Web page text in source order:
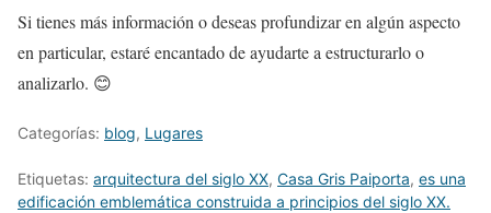
Si tienes más información o deseas profundizar en algún aspecto
en particular, estaré encantado de ayudarte a estructurarlo o
analizarlo. 😊
Categorías: blog, Lugares
Etiquetas: arquitectura del siglo XX, Casa Gris Paiporta, es una
edificación emblemática construida a principios del siglo XX.